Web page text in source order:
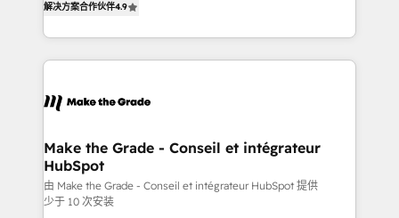
implementations than any other Partner 💻 -
Salesforce: We convert SFDC addicts to HubSpot
evangelists 🧡 Don't pick a marketing or technical
yours. Start winning.
téléphonie, etc.) • Alignement des équipes grâce à un
outil et des données partagées • Amélioration de la
collecte et de l’analyse des données pour des
de la productivité des équipes Notre équipe de 30
avec un engagement total, alignant processus
métiers et technologie, et guidant vos équipes à
travers le changement, tout en centrant vos objectifs
d’entreprise. Grâce à une méthodologie éprouvée
解决方案合作伙伴4.9
Make the Grade - Conseil et intégrateur
HubSpot
由 Make the Grade - Conseil et intégrateur HubSpot 提供
少于 10 次安装